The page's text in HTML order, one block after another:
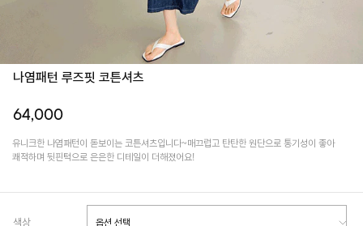
나염패턴 루즈핏 코튼셔츠
64,000
유니크한 나염패턴이 돋보이는 코튼셔츠입니다~매끄럽고 탄탄한 원단으로 통기성이 좋아
쾌적하며 뒷핀턱으로 은은한 디테일이 더해졌어요!
색상